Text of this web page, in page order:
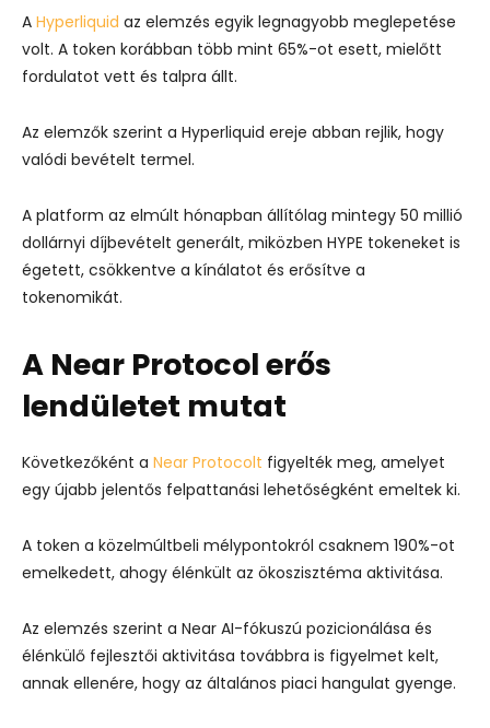
A Hyperliquid az elemzés egyik legnagyobb meglepetése
volt. A token korábban több mint 65%-ot esett, mielőtt
fordulatot vett és talpra állt.
Az elemzők szerint a Hyperliquid ereje abban rejlik, hogy
valódi bevételt termel.
A platform az elmúlt hónapban állítólag mintegy 50 millió
dollárnyi díjbevételt generált, miközben HYPE tokeneket is
égetett, csökkentve a kínálatot és erősítve a
tokenomikát.
A Near Protocol erős
lendületet mutat
Következőként a Near Protocolt figyelték meg, amelyet
egy újabb jelentős felpattanási lehetőségként emeltek ki.
A token a közelmúltbeli mélypontokról csaknem 190%-ot
emelkedett, ahogy élénkült az ökoszisztéma aktivitása.
Az elemzés szerint a Near AI-fókuszú pozicionálása és
élénkülő fejlesztői aktivitása továbbra is figyelmet kelt,
annak ellenére, hogy az általános piaci hangulat gyenge.